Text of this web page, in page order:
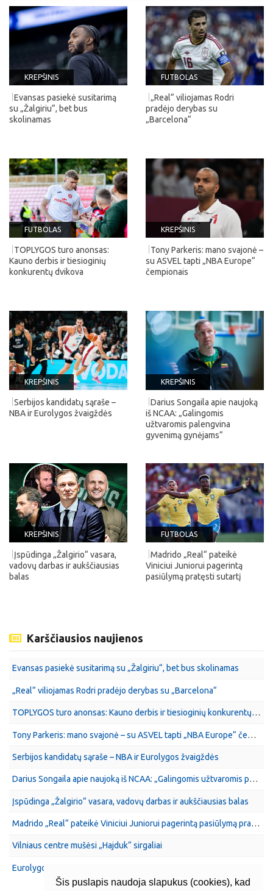
Šis puslapis naudoja slapukus (cookies), kad
KREPŠINIS
Evansas pasiekė susitarimą
su „Žalgiriu“, bet bus
skolinamas
FUTBOLAS
„Real“ viliojamas Rodri
pradėjo derybas su
„Barcelona“
FUTBOLAS
TOPLYGOS turo anonsas:
Kauno derbis ir tiesioginių
konkurentų dvikova
KREPŠINIS
Tony Parkeris: mano svajonė –
su ASVEL tapti „NBA Europe“
čempionais
KREPŠINIS
Serbijos kandidatų sąraše –
NBA ir Eurolygos žvaigždės
KREPŠINIS
Darius Songaila apie naujoką
iš NCAA: „Galingomis
užtvaromis palengvina
gyvenimą gynėjams“
KREPŠINIS
Įspūdinga „Žalgirio“ vasara,
vadovų darbas ir aukščiausias
balas
FUTBOLAS
Madrido „Real“ pateikė
Viniciui Juniorui pagerintą
pasiūlymą pratęsti sutartį
Karščiausios naujienos
Evansas pasiekė susitarimą su „Žalgiriu“, bet bus skolinamas
„Real“ viliojamas Rodri pradėjo derybas su „Barcelona“
TOPLYGOS turo anonsas: Kauno derbis ir tiesioginių konkurentų dvikova
Tony Parkeris: mano svajonė – su ASVEL tapti „NBA Europe“ čempionais
Serbijos kandidatų sąraše – NBA ir Eurolygos žvaigždės
Darius Songaila apie naujoką iš NCAA: „Galingomis užtvaromis palengvina gyvenimą gynėjams“
Įspūdinga „Žalgirio“ vasara, vadovų darbas ir aukščiausias balas
Madrido „Real“ pateikė Viniciui Juniorui pagerintą pasiūlymą pratęsti sutartį
Vilniaus centre mušėsi „Hajduk“ sirgaliai